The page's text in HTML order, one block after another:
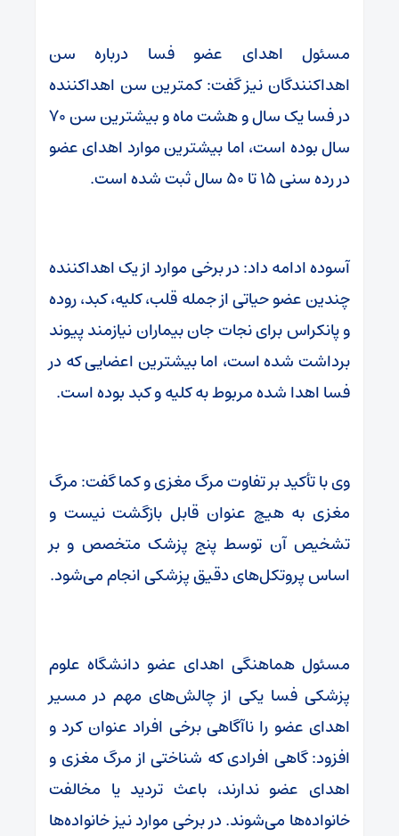
مسئول اهدای عضو فسا درباره سن
اهداکنندگان نیز گفت: کمترین سن اهداکننده
در فسا یک سال و هشت ماه و بیشترین سن ۷۰
سال بوده است، اما بیشترین موارد اهدای عضو
در رده سنی ۱۵ تا ۵۰ سال ثبت شده است.
آسوده ادامه داد: در برخی موارد از یک اهداکننده
چندین عضو حیاتی از جمله قلب، کلیه، کبد، روده
و پانکراس برای نجات جان بیماران نیازمند پیوند
برداشت شده است، اما بیشترین اعضایی که در
فسا اهدا شده مربوط به کلیه و کبد بوده است.
وی با تأکید بر تفاوت مرگ مغزی و کما گفت: مرگ
مغزی به هیچ عنوان قابل بازگشت نیست و
تشخیص آن توسط پنج پزشک متخصص و بر
اساس پروتکل‌های دقیق پزشکی انجام می‌شود.
مسئول هماهنگی اهدای عضو دانشگاه علوم
پزشکی فسا یکی از چالش‌های مهم در مسیر
اهدای عضو را ناآگاهی برخی افراد عنوان کرد و
افزود: گاهی افرادی که شناختی از مرگ مغزی و
اهدای عضو ندارند، باعث تردید یا مخالفت
خانواده‌ها می‌شوند. در برخی موارد نیز خانواده‌ها